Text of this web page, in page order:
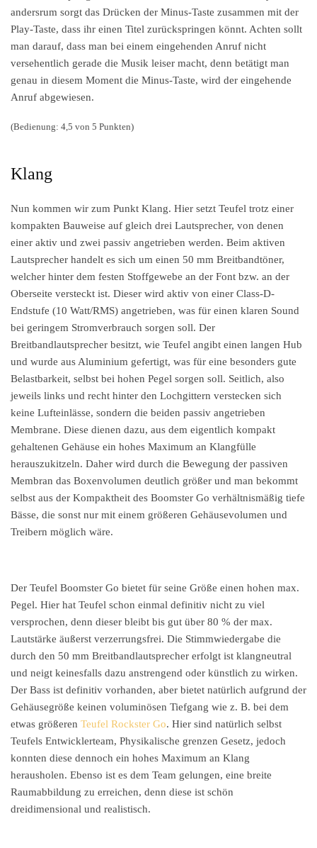
andersrum sorgt das Drücken der Minus-Taste zusammen mit der
Play-Taste, dass ihr einen Titel zurückspringen könnt. Achten sollt
man darauf, dass man bei einem eingehenden Anruf nicht
versehentlich gerade die Musik leiser macht, denn betätigt man
genau in diesem Moment die Minus-Taste, wird der eingehende
Anruf abgewiesen.
(Bedienung: 4,5 von 5 Punkten)
Klang
Nun kommen wir zum Punkt Klang. Hier setzt Teufel trotz einer
kompakten Bauweise auf gleich drei Lautsprecher, von denen
einer aktiv und zwei passiv angetrieben werden. Beim aktiven
Lautsprecher handelt es sich um einen 50 mm Breitbandtöner,
welcher hinter dem festen Stoffgewebe an der Font bzw. an der
Oberseite versteckt ist. Dieser wird aktiv von einer Class-D-
Endstufe (10 Watt/RMS) angetrieben, was für einen klaren Sound
bei geringem Stromverbrauch sorgen soll. Der
Breitbandlautsprecher besitzt, wie Teufel angibt einen langen Hub
und wurde aus Aluminium gefertigt, was für eine besonders gute
Belastbarkeit, selbst bei hohen Pegel sorgen soll. Seitlich, also
jeweils links und recht hinter den Lochgittern verstecken sich
keine Lufteinlässe, sondern die beiden passiv angetrieben
Membrane. Diese dienen dazu, aus dem eigentlich kompakt
gehaltenen Gehäuse ein hohes Maximum an Klangfülle
herauszukitzeln. Daher wird durch die Bewegung der passiven
Membran das Boxenvolumen deutlich größer und man bekommt
selbst aus der Kompaktheit des Boomster Go verhältnismäßig tiefe
Bässe, die sonst nur mit einem größeren Gehäusevolumen und
Treibern möglich wäre.
Der Teufel Boomster Go bietet für seine Größe einen hohen max.
Pegel. Hier hat Teufel schon einmal definitiv nicht zu viel
versprochen, denn dieser bleibt bis gut über 80 % der max.
Lautstärke äußerst verzerrungsfrei. Die Stimmwiedergabe die
durch den 50 mm Breitbandlautsprecher erfolgt ist klangneutral
und neigt keinesfalls dazu anstrengend oder künstlich zu wirken.
Der Bass ist definitiv vorhanden, aber bietet natürlich aufgrund der
Gehäusegröße keinen voluminösen Tiefgang wie z. B. bei dem
etwas größeren Teufel Rockster Go. Hier sind natürlich selbst
Teufels Entwicklerteam, Physikalische grenzen Gesetz, jedoch
konnten diese dennoch ein hohes Maximum an Klang
herausholen. Ebenso ist es dem Team gelungen, eine breite
Raumabbildung zu erreichen, denn diese ist schön
dreidimensional und realistisch.